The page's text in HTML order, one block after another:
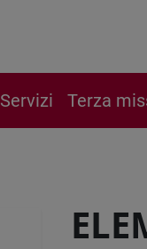
Servizi Terza